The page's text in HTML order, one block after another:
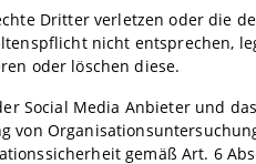
Dritter verletzen oder die
nicht entsprechen,
oder löschen diese.
Social Media Anbieter und
von
gemäß Art. 6 Abs.